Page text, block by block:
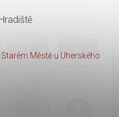
Městě u Uherského